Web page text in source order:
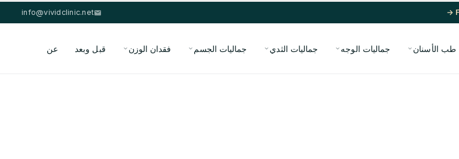
info@vividclinic.net
طب الأسنان جماليات الوجه جماليات الثدي جماليات الجسم فقدان الوزن قبل وبعد عن